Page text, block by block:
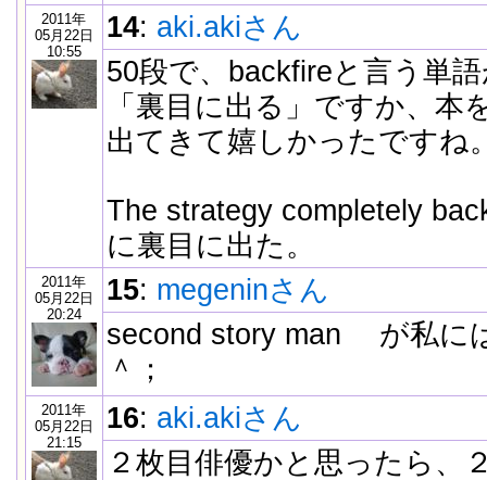
2011年
05月22日
10:55
14: aki.akiさん
50段で、backfireと言う単
「裏目に出る」ですか、本
出てきて嬉しかったですね
The strategy completely
に裏目に出た。
2011年
05月22日
20:24
15: megeninさん
second story man が私に
＾；
2011年
05月22日
21:15
16: aki.akiさん
２枚目俳優かと思ったら、